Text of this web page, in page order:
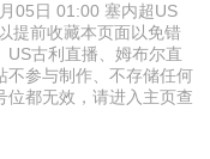
05日 01:00 塞内超US
提前收藏本页面以免错
US古利直播、姆布尔直
不参与制作、不存储任何
位都无效，请进入主页查